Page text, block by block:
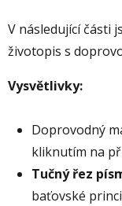
V následující části
životopis s
Vysvětlivky:
Doprovodný
kliknutím na
Tučný řez
baťovské